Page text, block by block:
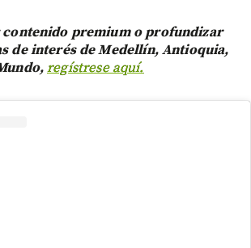
premium o profundizar
de interés de Medellín, Antioquia,
regístrese aquí.